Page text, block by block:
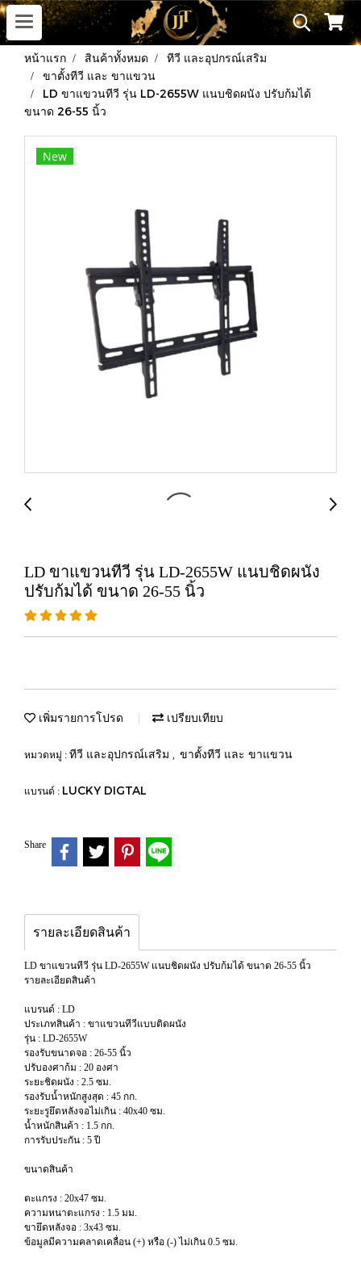
หน้าแรก สินค้าทั้งหมด
ทีวี และอุปกรณ์เสริม
ขาตั้งทีวี และ ขาแขวน
LD ขาแขวนทีวี รุ่น LD-2655W แนบชิดผนัง ปรับก้มได้
ขนาด 26-55 นิ้ว
New
LD ขาแขวนทีวี รุ่น LD-2655W แนบชิดผนัง
ปรับก้มได้ ขนาด 26-55 นิ้ว
เพิ่มรายการโปรด เปรียบเทียบ
หมวดหมู่ : ทีวี และอุปกรณ์เสริม , ขาตั้งทีวี และ ขาแขวน
แบรนด์ : LUCKY DIGTAL
Share
รายละเอียดสินค้า
LD ขาแขวนทีวี รุ่น LD-2655W แนบชิดผนัง ปรับก้มได้ ขนาด 26-55 นิ้ว
รายละเอียดสินค้า
แบรนด์ : LD
ประเภทสินค้า : ขาแขวนทีวีแบบติดผนัง
รุ่น : LD-2655W
รองรับขนาดจอ : 26-55 นิ้ว
ปรับองศาก้ม : 20 องศา
ระยะชิดผนัง : 2.5 ซม.
รองรับน้ำหนักสูงสุด : 45 กก.
ระยะรูยึดหลังจอไม่เกิน : 40x40 ซม.
น้ำหนักสินค้า : 1.5 กก.
การรับประกัน : 5 ปี
ขนาดสินค้า
ตะแกรง : 20x47 ซม.
ความหนาตะแกรง : 1.5 มม.
ขายึดหลังจอ : 3x43 ซม.
ข้อมูลมีความคลาดเคลื่อน (+) หรือ (-) ไม่เกิน 0.5 ซม.